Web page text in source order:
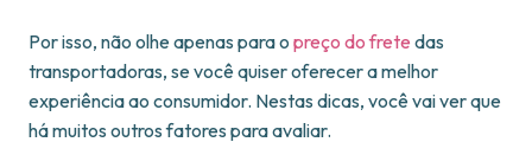
Por isso, não olhe apenas para o preço do frete das
transportadoras, se você quiser oferecer a melhor
experiência ao consumidor. Nestas dicas, você vai ver que
há muitos outros fatores para avaliar.